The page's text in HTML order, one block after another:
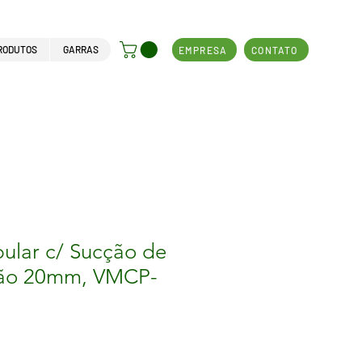
GARRAS EMPRESA CONTATO
c/ Sucção de
20mm, VMCP-